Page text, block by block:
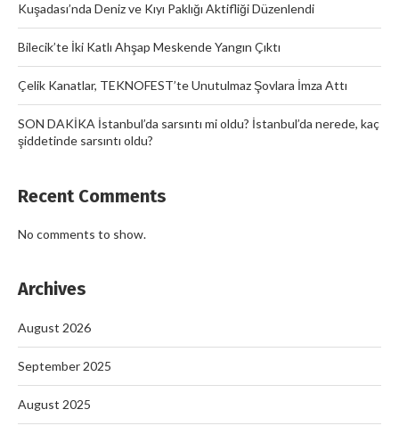
Kuşadası’nda Deniz ve Kıyı Paklığı Aktifliği Düzenlendi
Bilecik’te İki Katlı Ahşap Meskende Yangın Çıktı
Çelik Kanatlar, TEKNOFEST’te Unutulmaz Şovlara İmza Attı
SON DAKİKA İstanbul’da sarsıntı mi oldu? İstanbul’da nerede, kaç
şiddetinde sarsıntı oldu?
Recent Comments
No comments to show.
Archives
August 2026
September 2025
August 2025